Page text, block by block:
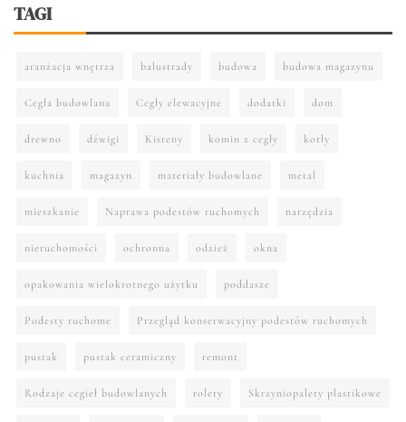
TAGI
aranżacja wnętrza balustrady budowa budowa magazynu
Cegła budowlana Cegły elewacyjne dodatki dom
drewno dźwigi Kisteny komin z cegły kotły
kuchnia magazyn materiały budowlane metal
mieszkanie Naprawa podestów ruchomych narzędzia
nieruchomości ochronna odzież okna
opakowania wielokrotnego użytku poddasze
Podesty ruchome Przegląd konserwacyjny podestów ruchomych
pustak pustak ceramiczny remont
Rodzaje cegieł budowlanych rolety Skrzyniopalety plastikowe